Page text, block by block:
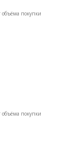
объёма покупки
объёма покупки